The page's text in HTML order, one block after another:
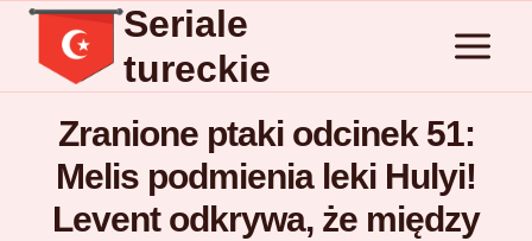
Przejdź
treści
Seriale
tureckie
Zranione ptaki odcinek 51:
Melis podmienia leki Hulyi!
Levent odkrywa, że między